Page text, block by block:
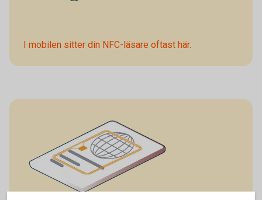
I mobilen sitter din NFC-läsare oftast här.